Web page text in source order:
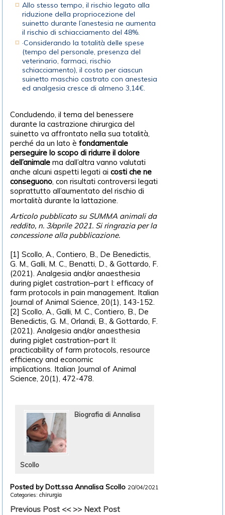
Allo stesso tempo, il rischio legato alla
riduzione della propriocezione del
suinetto durante l’anestesia ne aumenta
il rischio di schiacciamento del 48%.
·Considerando la totalità delle spese
(tempo del personale, presenza del
veterinario, farmaci, rischio
schiacciamento), il costo per ciascun
suinetto maschio castrato con anestesia
ed analgesia cresce di almeno 3,14€.
Concludendo, il tema del benessere
durante la castrazione chirurgica del
suinetto va affrontato nella sua totalità,
perché da un lato èfondamentale
perseguire lo scopo di ridurre il dolore
dell’animale ma dall’altra vanno valutati
anche alcuni aspetti legati aicosti che ne
conseguono, con risultati controversi legati
soprattutto all’aumentato del rischio di
mortalità durante la lattazione.
Articolo pubblicato su SUMMA animali da
reddito, n. 3/aprile 2021. Si ringrazia per la
concessione alla pubblicazione.
[1] Scollo, A., Contiero, B., De Benedictis,
G. M., Galli, M. C., Benatti, D., & Gottardo, F.
(2021). Analgesia and/or anaesthesia
during piglet castration–part I: efficacy of
farm protocols in pain management. Italian
Journal of Animal Science, 20(1), 143-152.
[2] Scollo, A., Galli, M. C., Contiero, B., De
Benedictis, G. M., Orlandi, B., & Gottardo, F.
(2021). Analgesia and/or anaesthesia
during piglet castration–part II:
practicability of farm protocols, resource
efficiency and economic
implications. Italian Journal of Animal
Science, 20(1), 472-478.
Biografia di Annalisa
Scollo
Posted by Dott.ssa Annalisa Scollo 20/04/2021
Categories:chirurgia
Previous Post << >> Next Post